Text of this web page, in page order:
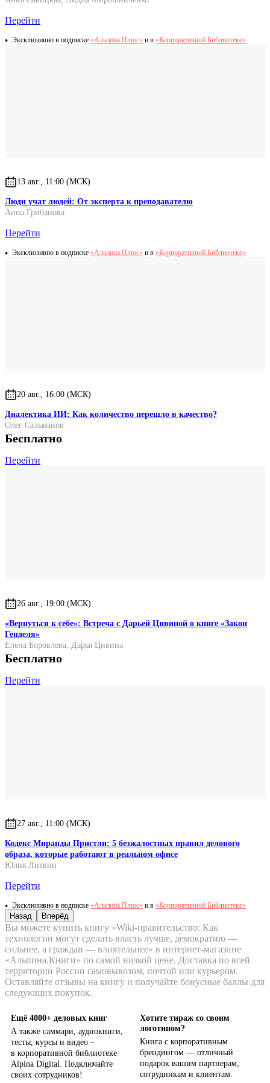
Перейти
Эксклюзивно в подписке «Альпина.Плюс» и в «Корпоративной Библиотеке»
13 авг., 11:00 (МСК)
Люди учат людей: От эксперта к преподавателю
Анна Грибанова
Перейти
Эксклюзивно в подписке «Альпина.Плюс» и в «Корпоративной Библиотеке»
20 авг., 16:00 (МСК)
Диалектика ИИ: Как количество перешло в качество?
Олег Сальманов
Бесплатно
Перейти
26 авг., 19:00 (МСК)
«Вернуться к себе»: Встреча с Дарьей Цивиной о книге «Закон
Генделя»
Елена Боровлева, Дарья Цивина
Бесплатно
Перейти
27 авг., 11:00 (МСК)
Кодекс Миранды Пристли: 5 безжалостных правил делового
образа, которые работают в реальном офисе
Юлия Литвин
Перейти
Эксклюзивно в подписке «Альпина.Плюс» и в «Корпоративной Библиотеке»
Назад Вперёд
Вы можете купить книгу «Wiki-правительство: Как
технологии могут сделать власть лучше, демократию —
сильнее, а граждан — влиятельнее» в интернет-магазине
«Альпина.Книги» по самой низкой цене. Доставка по всей
территории России самовывозом, почтой или курьером.
Оставляйте отзывы на книгу и получайте бонусные баллы для
следующих покупок.
Ещё 4000+ деловых книг
А также саммари, аудиокниги,
тесты, курсы и видео –
в корпоративной библиотеке
Alpina Digital. Подключайте
своих сотрудников!
Хотите тираж со своим
логотипом?
Книга с корпоративным
брендингом — отличный
подарок вашим партнерам,
сотрудникам и клиентам.